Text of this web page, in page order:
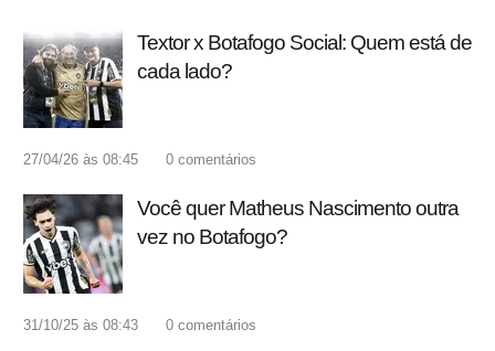
Textor x Botafogo Social: Quem está de
cada lado?
27/04/26 às 08:45 0 comentários
Você quer Matheus Nascimento outra
vez no Botafogo?
31/10/25 às 08:43 0 comentários